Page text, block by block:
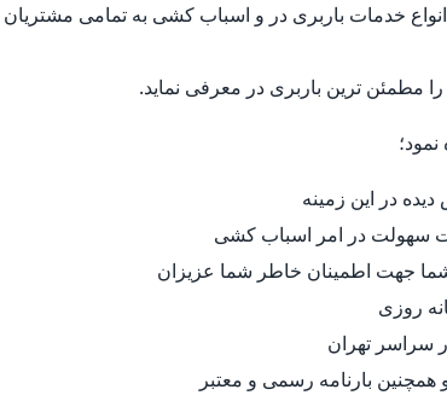
انواع خدمات باربری در و اسباب کشی به تمامی
مطمئن ترین باربری در معرفی نماید.
در این زمینه
سهولت در امر اسباب کشی
شما جهت اطمینان خاطر شما عزیزان
روزی
سراسر تهران
همچنین بارنامه رسمی و معتبر